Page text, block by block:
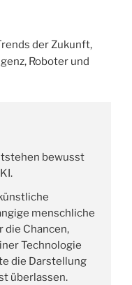
der Zukunft,
Roboter und
bewusst
menschliche
die Chancen,
Technologie
die Darstellung
überlassen.